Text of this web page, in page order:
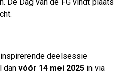
deelsessie
dan vóór 14 mei 2025 in via